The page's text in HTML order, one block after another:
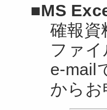
■MS
確報資
ファ
e-mail
からお